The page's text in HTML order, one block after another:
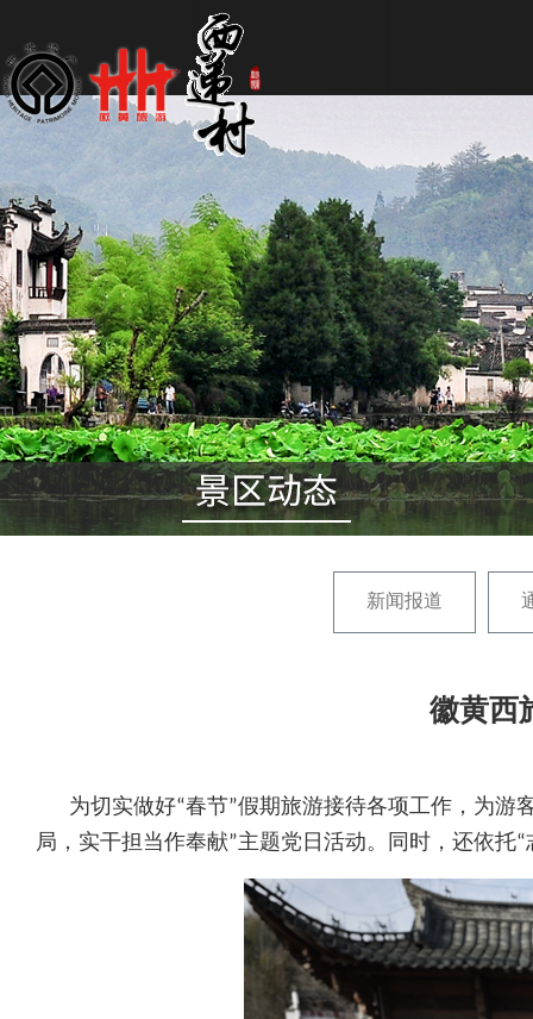
新闻报道
徽黄西
为切实做好“春节”假期旅游接待各项工作，为游
局，实干担当作奉献”主题党日活动。同时，还依托